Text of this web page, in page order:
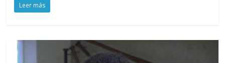
Leer más